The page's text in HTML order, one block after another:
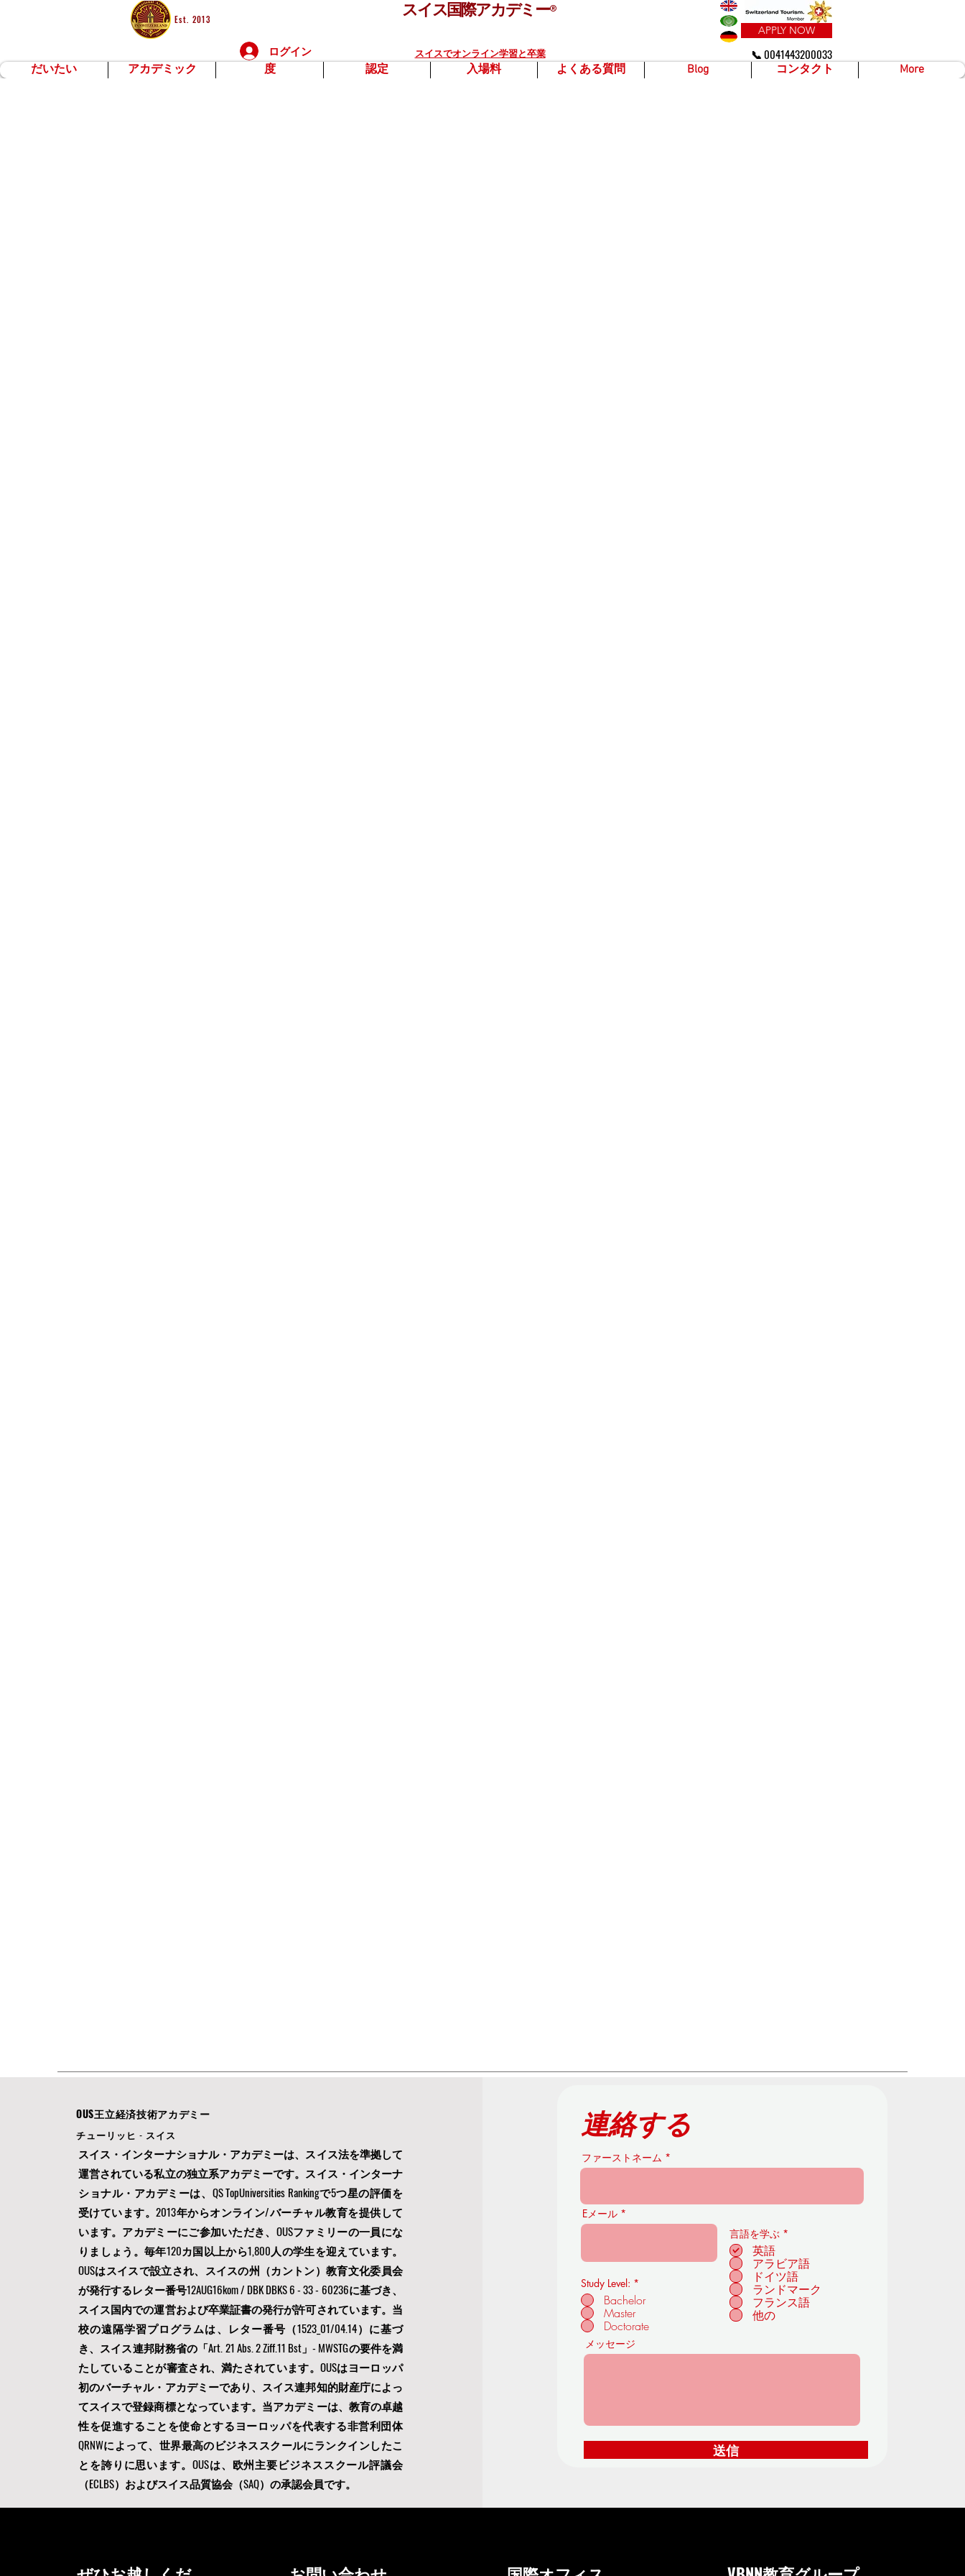
Est. 2013 スイス国際アカデミー®
ログイン スイスでオンライン学習と卒業
APPLY NOW
📞 0041443200033
だいたい アカデミック 度 認定 入場料 よくある質問 Blog コンタクト More
OUS王立経済技術アカデミー
チューリッヒ - スイス
スイス・インターナショナル・アカデミーは、スイス法を準拠して
運営されている私立の独立系アカデミーです。スイス・インターナ
ショナル・アカデミーは、QS TopUniversities Rankingで5つ星の評価を
受けています。2013年からオンライン/バーチャル教育を提供して
います。アカデミーにご参加いただき、OUSファミリーの一員にな
りましょう。毎年120カ国以上から1,800人の学生を迎えています。
OUSはスイスで設立され、スイスの州（カントン）教育文化委員会
が発行するレター番号12AUG16kom / DBK DBKS 6 - 33 - 60236に基づき、
スイス国内での運営および卒業証書の発行が許可されています。当
校の遠隔学習プログラムは、レター番号（1523_01/04.14）に基づ
き、スイス連邦財務省の「Art. 21 Abs. 2 Ziff.11 Bst」- MWSTGの要件を満
たしていることが審査され、満たされています。OUSはヨーロッパ
初のバーチャル・アカデミーであり、スイス連邦知的財産庁によっ
てスイスで登録商標となっています。当アカデミーは、教育の卓越
性を促進することを使命とするヨーロッパを代表する非営利団体
QRNWによって、 世界最高のビジネススクールにランクインしたこ
とを誇りに思います。OUSは、欧州主要ビジネススクール評議会
（ECLBS） およびスイス品質協会（SAQ）の承認会員です。
連絡する
ファーストネーム
Eメール
Study Level: *
Bachelor
Master
Doctorate
言語を学ぶ *
目
英語
アラビア語
ドイツ語
ランドマーク
フランス語
他の
メッセージ
送信